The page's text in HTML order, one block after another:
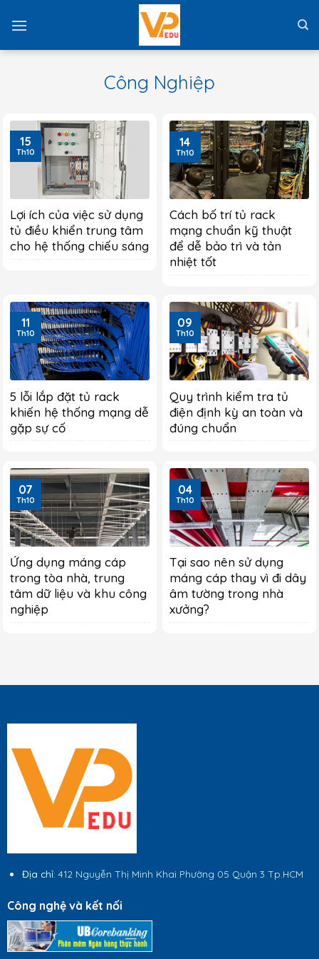
Công Nghiệp
Lợi ích của việc sử dụng
tủ điều khiển trung tâm
cho hệ thống chiếu sáng
15
Th10
Cách bố trí tủ rack
mạng chuẩn kỹ thuật
để dễ bảo trì và tản
nhiệt tốt
14
Th10
5 lỗi lắp đặt tủ rack
khiến hệ thống mạng dễ
gặp sự cố
11
Th10
Quy trình kiểm tra tủ
điện định kỳ an toàn và
đúng chuẩn
09
Th10
Ứng dụng máng cáp
trong tòa nhà, trung
tâm dữ liệu và khu công
nghiệp
07
Th10
Tại sao nên sử dụng
máng cáp thay vì đi dây
âm tường trong nhà
xưởng?
04
Th10
Địa chỉ: 412 Nguyễn Thị Minh Khai Phường 05 Quận 3 Tp.HCM
Công nghệ và kết nối